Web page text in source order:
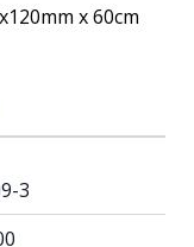
x 60cm
3